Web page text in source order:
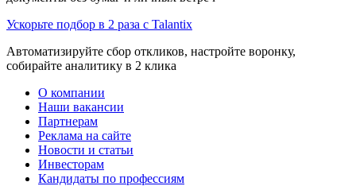
Ускорьте подбор в 2 раза с Talantix
Автоматизируйте сбор откликов, настройте воронку,
собирайте аналитику в 2 клика
О компании
Наши вакансии
Партнерам
Реклама на сайте
Новости и статьи
Инвесторам
Кандидаты по профессиям